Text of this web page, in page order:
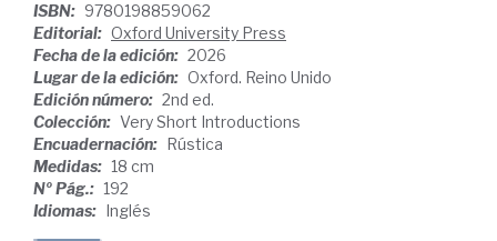
ISBN: 9780198859062
Editorial: Oxford University Press
Fecha de la edición: 2026
Lugar de la edición: Oxford. Reino Unido
Edición número: 2nd ed.
Colección: Very Short Introductions
Encuadernación: Rústica
Medidas: 18 cm
Nº Pág.: 192
Idiomas: Inglés